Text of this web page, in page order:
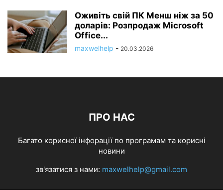
Оживіть свій ПК Менш ніж за 50
доларів: Розпродаж Microsoft
Office...
maxwelhelp - 20.03.2026
ПРО НАС
Багато корисної інфорації по програмам та корисні
новини
зв'язатися з нами: maxwelhelp@gmail.com